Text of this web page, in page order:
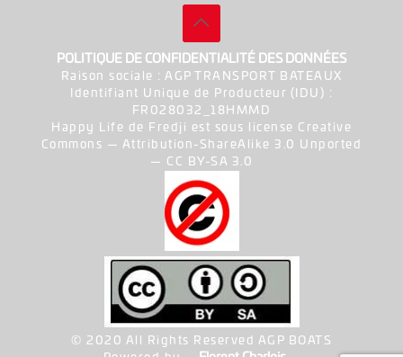
POLITIQUE DE CONFIDENTIALITÉ DES DONNÉES
Raison sociale : AGP TRANSPORT BATEAUX
Identifiant Unique de Producteur (IDU) :
FR028032_18HMMD
Happy Life de Fredji est sous license Creative
Commons — Attribution-ShareAlike 3.0 Unported
— CC BY-SA 3.0
© 2020 All Rights Reserved AGP BOATS